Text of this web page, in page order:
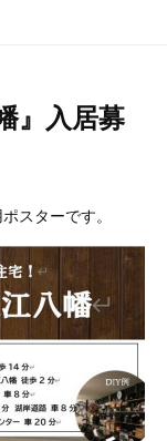
』入居募
スターです。